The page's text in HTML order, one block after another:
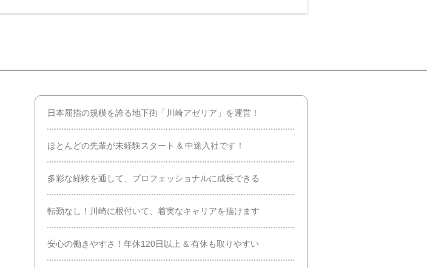
日本屈指の規模を誇る地下街「川崎アゼリア」を運営！
ほとんどの先輩が未経験スタート & 中途入社です！
多彩な経験を通して、プロフェッショナルに成長できる
転勤なし！川崎に根付いて、着実なキャリアを描けます
安心の働きやすさ！年休120日以上 & 有休も取りやすい